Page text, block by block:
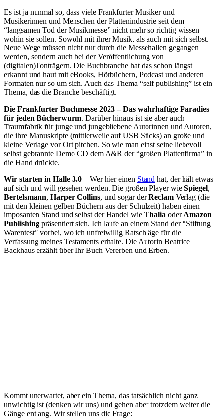
Es ist ja nunmal so, dass viele Frankfurter Musiker und
Musikerinnen und Menschen der Plattenindustrie seit dem
“langsamen Tod der Musikmesse” nicht mehr so richtig wissen
wohin sie sollen. Sowohl mit ihrer Musik, als auch mit sich selbst.
Neue Wege müssen nicht nur durch die Messehallen gegangen
werden, sondern auch bei der Veröffentlichung von
(digitalen)Tonträgern. Die Buchbranche hat das schon längst
erkannt und haut mit eBooks, Hörbüchern, Podcast und anderen
Formaten nur so um sich. Auch das Thema “self publishing” ist ein
Thema, das die Branche beschäftigt.
Die Frankfurter Buchmesse 2023 – Das wahrhaftige Paradies
für jeden Bücherwurm. Darüber hinaus ist sie aber auch
Traumfabrik für junge und jungebliebene Autorinnen und Autoren,
die ihre Manuskripte (mittlerweile auf USB Sticks) an große und
kleine Verlage vor Ort pitchen. So wie man einst seine liebevoll
selbst gebrannte Demo CD dem A&R der “großen Plattenfirma” in
die Hand drückte.
Wir starten in Halle 3.0 – Wer hier einen Stand hat, der hält etwas
auf sich und will gesehen werden. Die großen Player wie Spiegel,
Bertelsmann, Harper Collins, und sogar derReclam Verlag (die
mit den kleinen gelben Büchern aus der Schulzeit) haben einen
imposanten Stand und selbst der Handel wie Thalia oder Amazon
Publishing präsentiert sich. Ich laufe an einem Stand der “Stiftung
Warentest” vorbei, wo ich unfreiwillig Ratschläge für die
Verfassung meines Testaments erhalte. Die Autorin Beatrice
Backhaus erzählt über Ihr Buch Vererben und Erben.
Kommt unerwartet, aber ein Thema, das tatsächlich nicht ganz
unwichtig ist (denken wir uns) und gehen aber trotzdem weiter die
Gänge entlang. Wir stellen uns die Frage: